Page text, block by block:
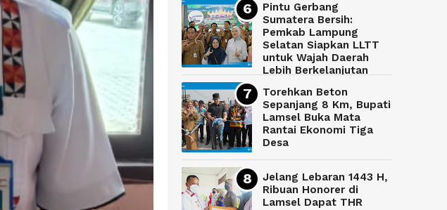
Pintu Gerbang
Sumatera Bersih:
Pemkab Lampung
Selatan Siapkan LLTT
untuk Wajah Daerah
Lebih Berkelanjutan
Torehkan Beton
Sepanjang 8 Km, Bupati
Lamsel Buka Mata
Rantai Ekonomi Tiga
Desa
Jelang Lebaran 1443 H,
Ribuan Honorer di
Lamsel Dapat THR